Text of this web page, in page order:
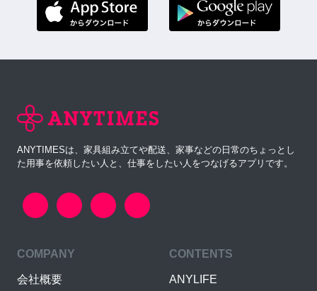
ANYTIMESは、家具組み立てや配送、家事などの日常のちょっとし
た用事を依頼したい人と、仕事をしたい人をつなげるアプリです。
COMPANY
会社概要
CONTENTS
ANYLIFE